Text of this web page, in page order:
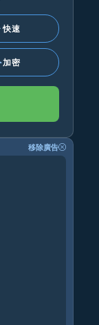
快速
加密
移除廣告